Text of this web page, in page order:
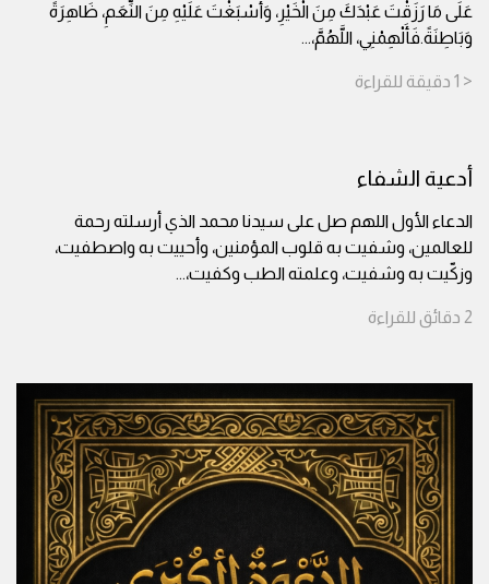
عَلَى مَا رَزَقْتَ عَبْدَكَ مِنَ الْخَيْرِ، وَأَسْبَغْتَ عَلَيْهِ مِنَ النِّعَمِ، ظَاهِرَةً
وَبَاطِنَةً.فَأَلْهِمْنِي، اللَّهُمَّ،...
< 1 دقيقة للقراءة
أدعية الشفاء
الدعاء الأول اللهم صل على سيدنا محمد الذي أرسلته رحمة
للعالمين، وشفيت به قلوب المؤمنين، وأحييت به واصطفيت،
وزكّيت به وشفيت، وعلمته الطب وكفيت،...
2 دقائق للقراءة